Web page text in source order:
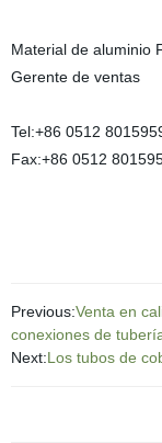
Material de aluminio
Gerente de ventas
Tel:+86 0512
Fax:+86 0512
Previous:Venta en
conexiones de
Next:Los tubos de